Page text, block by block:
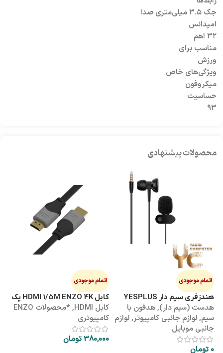
جک ۳.۵ میلی‌متری صدا
امپدانس
۳۲ اهم
مناسب برای
ورزش
ویژگی‌های خاص
میکروفون
حساسیت
۹۳
محصولات پیشنهادی
اتمام موجودی
هندزفری سیم دار YESPLUS
YS-113
هدست (سیم دار),هدفون با
سیم,لوازم جانبی کامپیوتر,لوازم
جانبی موبایل
0 تومان
اتمام موجودی
کابل HDMI 1/5M ENZO 4K پک
طلقی
کابل HDMI ,
*محصولات ENZO
کامپیوتری
380,000تومان